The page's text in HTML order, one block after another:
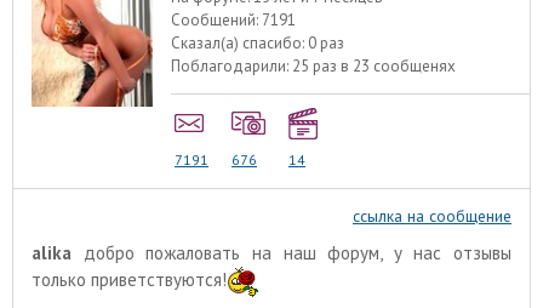
Сообщений: 7191
Сказал(а) спасибо: 0 раз
Поблагодарили: 25 раз в 23 сообщенях
7191 676 14
ссылка на сообщение
alika добро пожаловать на наш форум, у нас отзывы
только приветствуются!